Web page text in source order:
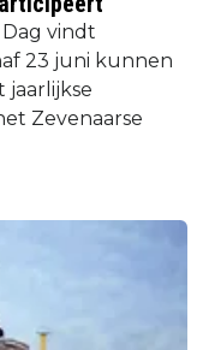
vindt
23 juni kunnen
Zevenaarse